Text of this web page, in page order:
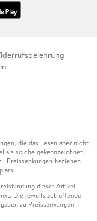
die das Lesen aber nicht
als solche gekennzeichnet.
Preissenkungen beziehen
dieser Artikel
Die jeweils zutreffende
zu Preissenkungen